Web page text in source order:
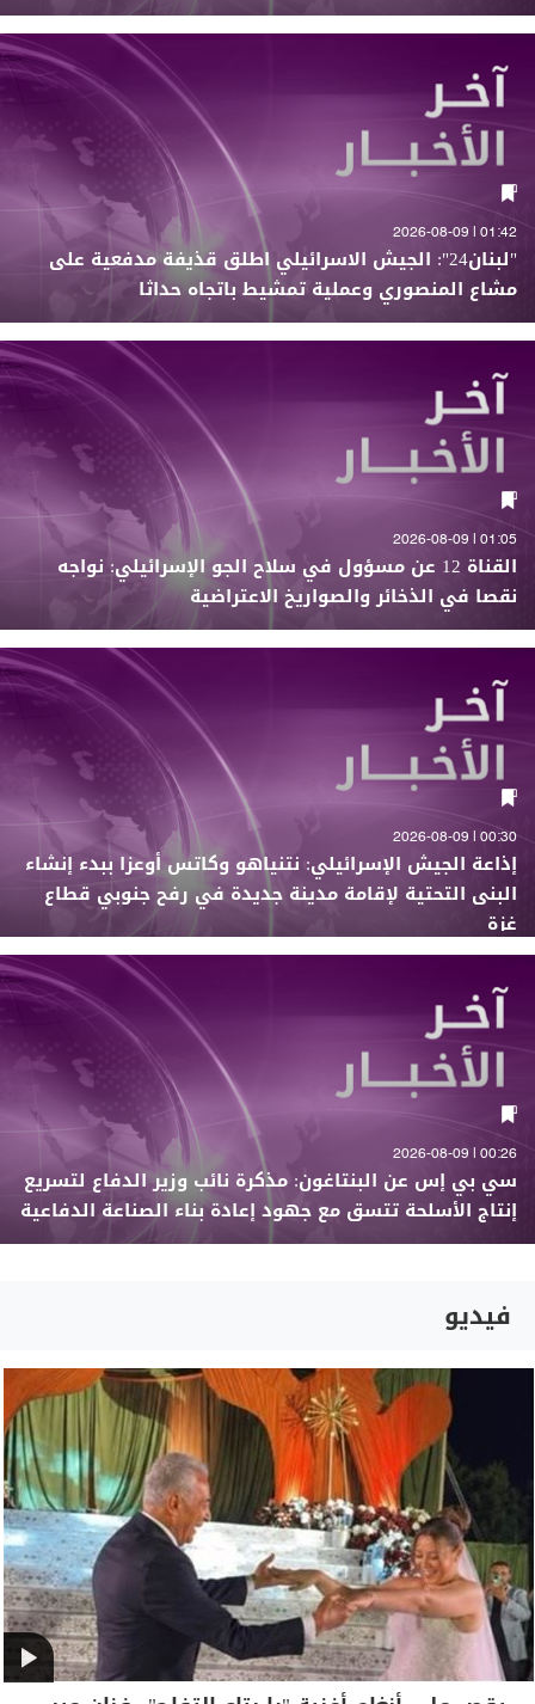
01:42 | 2026-08-09
"لبنان24": الجيش الاسرائيلي اطلق قذيفة مدفعية على
مشاع المنصوري وعملية تمشيط باتجاه حداثا
01:05 | 2026-08-09
القناة 12 عن مسؤول في سلاح الجو الإسرائيلي: نواجه
نقصا في الذخائر والصواريخ الاعتراضية
00:30 | 2026-08-09
إذاعة الجيش الإسرائيلي: نتنياهو وكاتس أوعزا ببدء إنشاء
البنى التحتية لإقامة مدينة جديدة في رفح جنوبي قطاع
غزة
00:26 | 2026-08-09
سي بي إس عن البنتاغون: مذكرة نائب وزير الدفاع لتسريع
إنتاج الأسلحة تتسق مع جهود إعادة بناء الصناعة الدفاعية
فيديو